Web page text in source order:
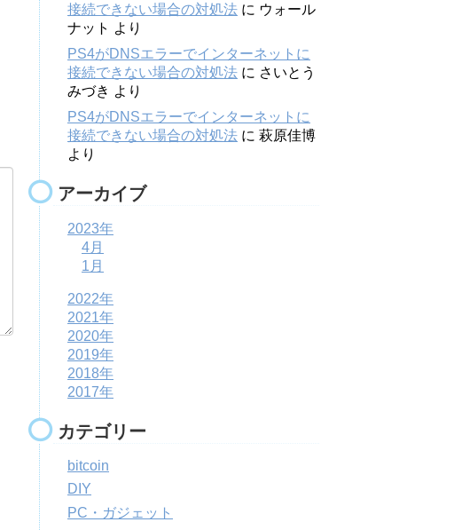
接続できない場合の対処法 に ウォール
ナット より
PS4がDNSエラーでインターネットに
接続できない場合の対処法 に さいとう
みづき より
PS4がDNSエラーでインターネットに
接続できない場合の対処法 に 萩原佳博
より
アーカイブ
2023年
4月
1月
2022年
2021年
2020年
2019年
2018年
2017年
カテゴリー
bitcoin
DIY
PC・ガジェット